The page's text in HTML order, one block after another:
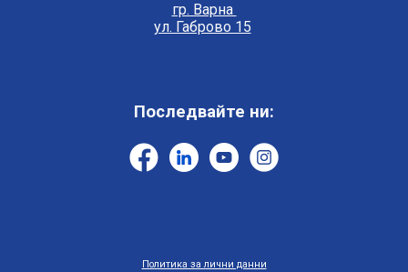
гр. Варна
ул. Габрово 15
Последвайте ни:
Политика за лични данни